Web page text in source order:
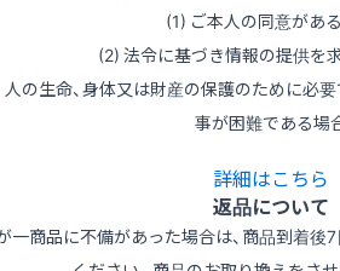
(1) ご本人の同意があ
(2) 法令に基づき情報の提供を
の生命、身体又は財産の保護のために必
事が困難である場
詳細はこちら
返品について
一商品に不備があった場合は、商品到着